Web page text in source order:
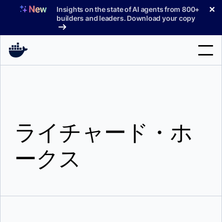
へ
Insights on the state of AI agents from 800+
builders and leaders. Download your copy
✕
料金プラン
ライチャード・ホ
ークス